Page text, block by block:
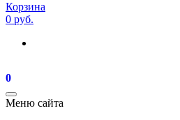
Корзина
0 руб.
0
Toggle
navigation
Меню сайта